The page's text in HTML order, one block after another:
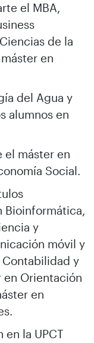
el MBA,
de la
en
del Agua y
alumnos en
el máster en
Social.
Bioinformática,
y
móvil y
y
en Orientación
en
en la UPCT